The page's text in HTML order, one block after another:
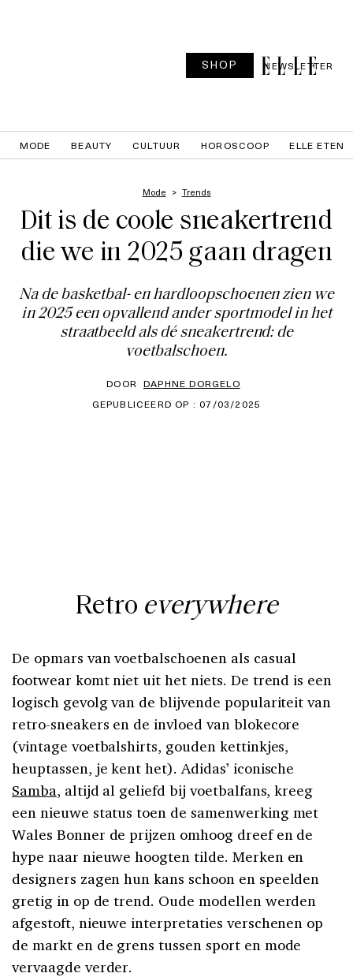
SHOP NEWSLETTER
MODE BEAUTY CULTUUR HOROSCOOP ELLE ETEN
Mode Trends
Dit is de coole sneakertrend
die we in 2025 gaan dragen
Na de basketbal- en hardloopschoenen zien we
in 2025 een opvallend ander sportmodel in het
straatbeeld als dé sneakertrend: de
voetbalschoen.
DOOR DAPHNE DORGELO
GEPUBLICEERD OP : 07/03/2025
Retro everywhere
De opmars van voetbalschoenen als casual
footwear komt niet uit het niets. De trend is een
logisch gevolg van de blijvende populariteit van
retro-sneakers en de invloed van blokecore
(vintage voetbalshirts, gouden kettinkjes,
heuptassen, je kent het). Adidas’ iconische
Samba, altijd al geliefd bij voetbalfans, kreeg
een nieuwe status toen de samenwerking met
Wales Bonner de prijzen omhoog dreef en de
hype naar nieuwe hoogten tilde. Merken en
designers zagen hun kans schoon en speelden
gretig in op de trend. Oude modellen werden
afgestoft, nieuwe interpretaties verschenen op
de markt en de grens tussen sport en mode
vervaagde verder.